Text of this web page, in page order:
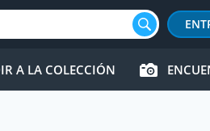
A LA COLECCIÓN